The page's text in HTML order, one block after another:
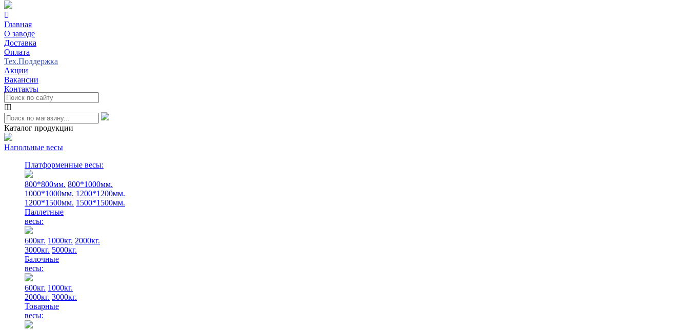
Главная
О заводе
Доставка
Оплата
Тех.Поддержка
Акции
Вакансии
Контакты
Каталог продукции
Напольные весы
Платформенные весы:
800*800мм. 800*1000мм.
1000*1000мм. 1200*1200мм.
1200*1500мм. 1500*1500мм.
Паллетные
весы:
600кг. 1000кг. 2000кг.
3000кг. 5000кг.
Балочные
весы:
600кг. 1000кг.
2000кг. 3000кг.
Товарные
весы: